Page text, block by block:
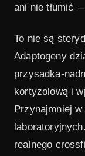
ani nie tłumić
To nie są
Adaptogeny
przysadka-
kortyzolową i
Przynajmniej
realnego